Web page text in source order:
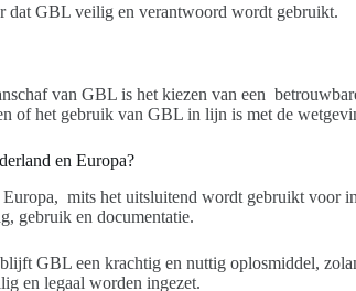
dat GBL veilig en verantwoord wordt gebruikt.
van GBL is het kiezen van een
of het gebruik van GBL in lijn is met de
en Europa?
mits het uitsluitend wordt gebruikt voor
gebruik en documentatie.
GBL een krachtig en nuttig oplosmiddel,
en legaal worden ingezet.